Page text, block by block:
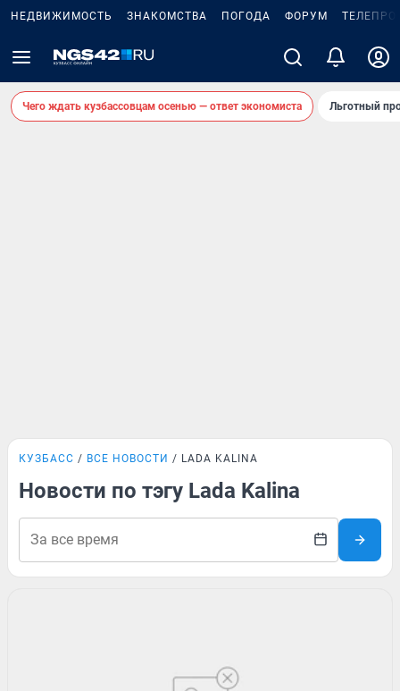
НЕДВИЖИМОСТЬ ЗНАКОМСТВА ПОГОДА ФОРУМ
Чего ждать кузбассовцам осенью — ответ экономиста Льготный
КУЗБАСС ВСЕ НОВОСТИ LADA KALINA
Новости по тэгу Lada Kalina